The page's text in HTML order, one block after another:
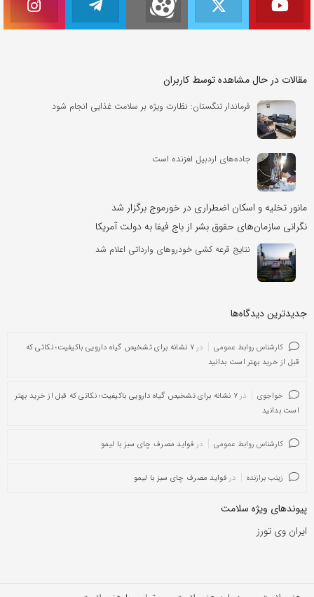
مقالات در حال مشاهده توسط کاربران
فرماندار تنگستان: نظارت ویژه بر سلامت غذایی انجام شود
جاده‌های اردبیل لغزنده است
مانور تخلیه و اسکان اضطراری در خورموج برگزار شد
نگرانی سازمان‌های حقوق بشر از باج فیفا به دولت آمریکا
نتایج قرعه کشی خودروهای وارداتی اعلام شد
جدیدترین دیدگاه‌‌ها
کارشناس روابط عمومی در
۷ نشانه برای تشخیص گیاه دارویی باکیفیت؛ نکاتی که
قبل از خرید بهتر است بدانید
خواجوی در
۷ نشانه برای تشخیص گیاه دارویی باکیفیت؛ نکاتی که قبل از خرید بهتر
است بدانید
کارشناس روابط عمومی در فواید مصرف چای سبز با لیمو
زینب برازنده در فواید مصرف چای سبز با لیمو
پیوندهای ویژه سلامت
ایران وی تورز